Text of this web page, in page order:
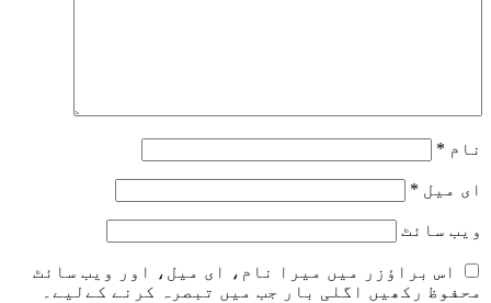
نام *
ای میل *
ویب‌ سائٹ
اس براؤزر میں میرا نام، ای میل، اور ویب سائٹ
محفوظ رکھیں اگلی بار جب میں تبصرہ کرنے کےلیے۔